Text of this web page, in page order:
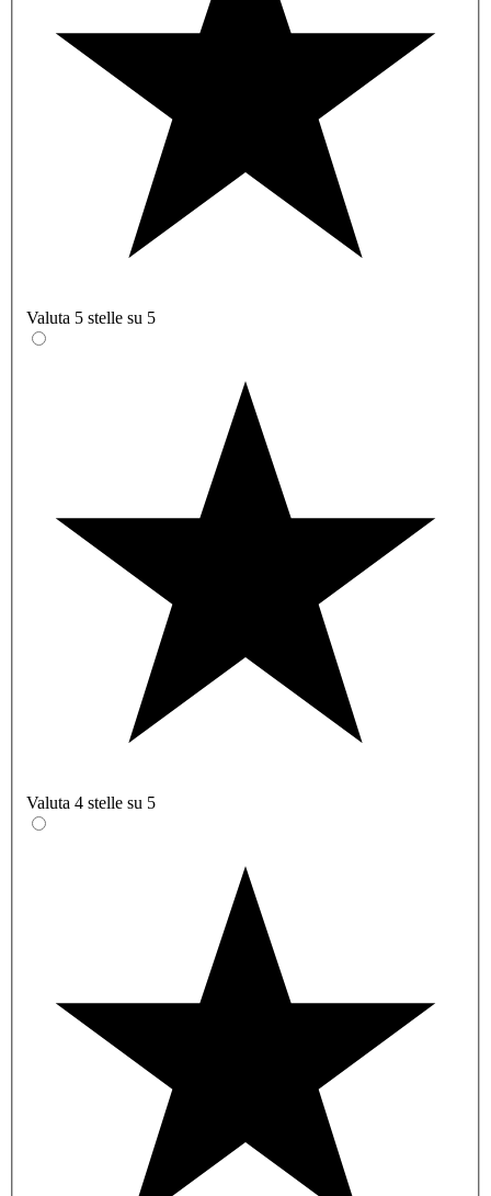
Valuta 5 stelle su 5
Valuta 4 stelle su 5